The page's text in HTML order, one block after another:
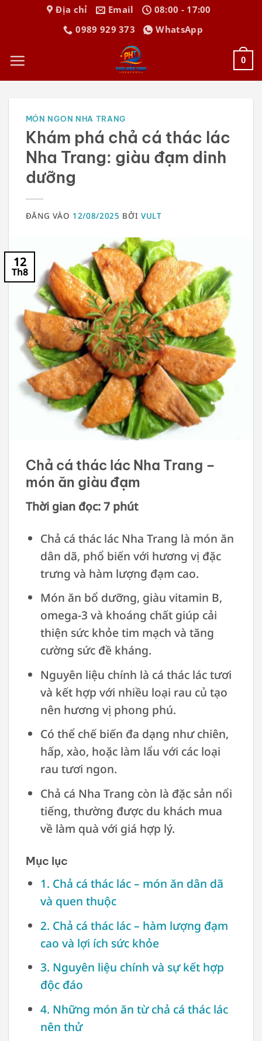
dung
Địa chỉ Email
08:00 - 17:00
0989 929 373
WhatsApp
0
MÓN NGON NHA TRANG
Khám phá chả cá thác lác
Nha Trang: giàu đạm dinh
dưỡng
ĐĂNG VÀO 12/08/2025 BỞI VULT
12
Th8
Chả cá thác lác Nha Trang –
món ăn giàu đạm
Thời gian đọc: 7 phút
Chả cá thác lác Nha Trang là món ăn
dân dã, phổ biến với hương vị đặc
trưng và hàm lượng đạm cao.
Món ăn bổ dưỡng, giàu vitamin B,
omega-3 và khoáng chất giúp cải
thiện sức khỏe tim mạch và tăng
cường sức đề kháng.
Nguyên liệu chính là cá thác lác tươi
và kết hợp với nhiều loại rau củ tạo
nên hương vị phong phú.
Có thể chế biến đa dạng như chiên,
hấp, xào, hoặc làm lẩu với các loại
rau tươi ngon.
Chả cá Nha Trang còn là đặc sản nổi
tiếng, thường được du khách mua
về làm quà với giá hợp lý.
Mục lục
1. Chả cá thác lác – món ăn dân dã
và quen thuộc
2. Chả cá thác lác – hàm lượng đạm
cao và lợi ích sức khỏe
3. Nguyên liệu chính và sự kết hợp
độc đáo
4. Những món ăn từ chả cá thác lác
nên thử